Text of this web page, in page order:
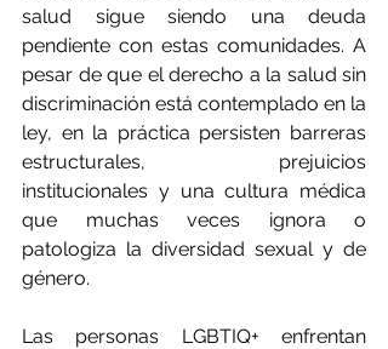
salud sigue siendo una deuda
pendiente con estas comunidades. A
pesar de que el derecho a la salud sin
discriminación está contemplado en la
ley, en la práctica persisten barreras
estructurales, prejuicios
institucionales y una cultura médica
que muchas veces ignora o
patologiza la diversidad sexual y de
género.
Las personas LGBTIQ+ enfrentan